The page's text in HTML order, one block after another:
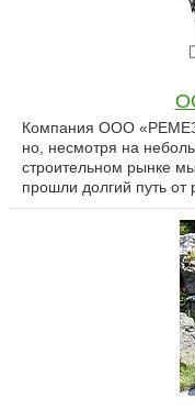
Компания ООО
но, несмотря на
строительном рынке
прошли долгий путь от